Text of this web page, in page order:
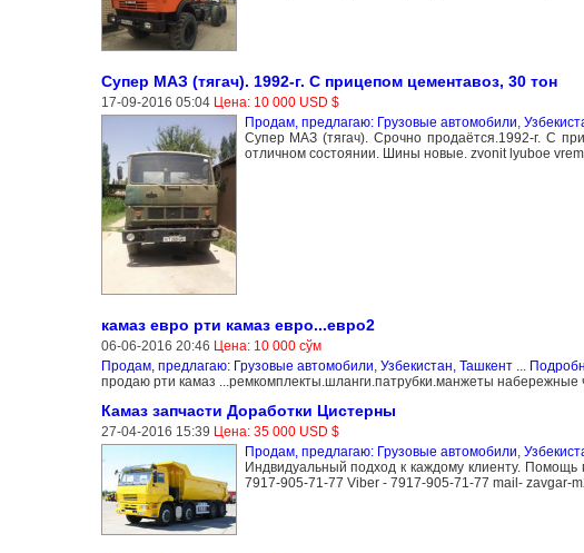
Супер МАЗ (тягач). 1992-г. С прицепом цементавоз, 30 тон
17-09-2016 05:04 Цена: 10 000 USD $
Продам, предлагаю: Грузовые автомобили,
Супер МАЗ (тягач). Срочно продаётся.1992-г. С
отличном состоянии. Шины новые. zvonit lyuboe
камаз евро рти камаз евро...евро2
06-06-2016 20:46 Цена: 10 000 сўм
Продам, предлагаю: Грузовые автомобили, Узбекистан, Ташкент...
продаю рти камаз ...ремкомплекты.шланги.патрубки.манжеты
Камаз запчасти Доработки Цистерны
27-04-2016 15:39 Цена: 35 000 USD $
Продам, предлагаю: Грузовые автомобили,
Индвидуальный подход к каждому клиенту.
7917-905-71-77 Viber - 7917-905-71-77 mail- zavgar-